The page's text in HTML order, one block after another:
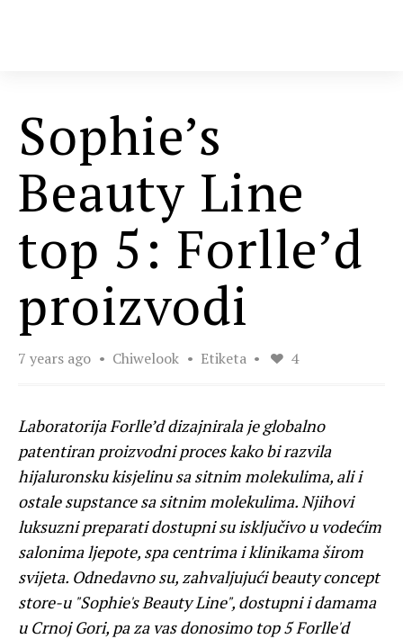
Sophie’s
Beauty Line
top 5: Forlle’d
proizvodi
7 years ago Chiwelook Etiketa 4
Laboratorija Forlle’d dizajnirala je globalno
patentiran proizvodni proces kako bi razvila
hijaluronsku kisjelinu sa sitnim molekulima, ali i
ostale supstance sa sitnim molekulima. Njihovi
luksuzni preparati dostupni su isključivo u vodećim
salonima ljepote, spa centrima i klinikama širom
svijeta. Odnedavno su, zahvaljujući beauty concept
store-u "Sophie's Beauty Line", dostupni i damama
u Crnoj Gori, pa za vas donosimo top 5 Forlle'd